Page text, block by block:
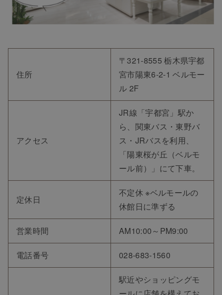
住所
〒321-8555 栃木県宇都
宮市陽東6-2-1 ベルモー
ル 2F
アクセス
JR線「宇都宮」駅か
ら、関東バス・東野バ
ス・JRバスを利用、
「陽東桜が丘（ベルモ
ール前）」にて下車。
定休日
不定休 ※ベルモールの
休館日に準ずる
営業時間 AM10:00～PM9:00
電話番号 028-683-1560
駅近やショッピングモ